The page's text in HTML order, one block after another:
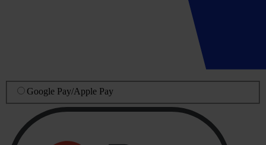
Google Pay/Apple Pay